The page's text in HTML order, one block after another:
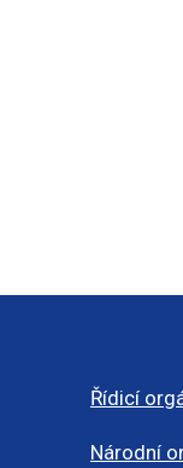
Řídicí
Národní